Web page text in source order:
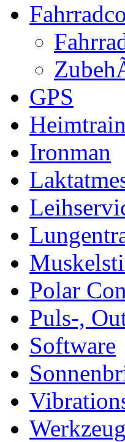
GPS
Ironman
Polar
Puls-,
Software